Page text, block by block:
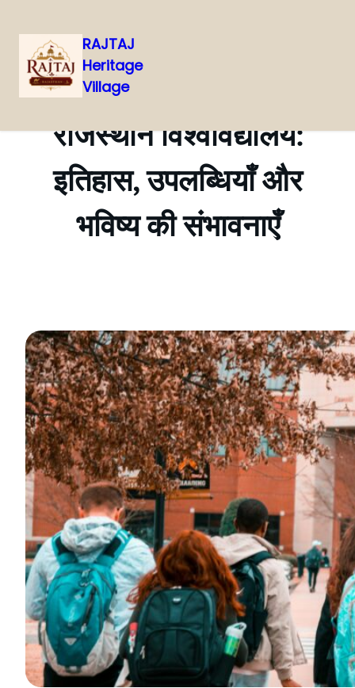
Skip
RAJTAJ
Heritage
Village
राजस्थान विश्वविद्यालय:
इतिहास, उपलब्धियाँ और
भविष्य की संभावनाएँ